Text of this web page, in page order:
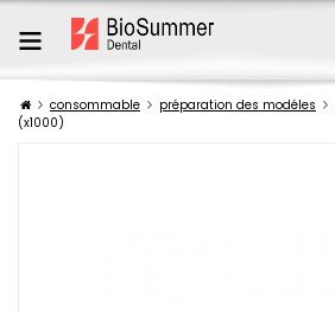
consommable préparation des modéles
(x1000)